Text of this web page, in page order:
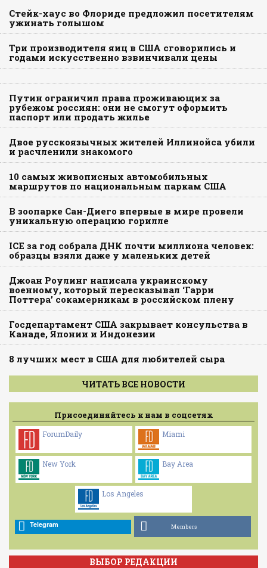
Стейк-хаус во Флориде предложил посетителям
ужинать голышом
Три производителя яиц в США сговорились и
годами искусственно взвинчивали цены
Путин ограничил права проживающих за
рубежом россиян: они не смогут оформить
паспорт или продать жилье
Двое русскоязычных жителей Иллинойса убили
и расчленили знакомого
10 самых живописных автомобильных
маршрутов по национальным паркам США
В зоопарке Сан-Диего впервые в мире провели
уникальную операцию горилле
ICE за год собрала ДНК почти миллиона человек:
образцы взяли даже у маленьких детей
Джоан Роулинг написала украинскому
военному, который пересказывал ‘Гарри
Поттера’ сокамерникам в российском плену
Госдепартамент США закрывает консульства в
Канаде, Японии и Индонезии
8 лучших мест в США для любителей сыра
ЧИТАТЬ ВСЕ НОВОСТИ
Присоединяйтесь к нам в соцсетях
ForumDaily Miami
New York Bay Area
Los Angeles
Telegram Members
ВЫБОР РЕДАКЦИИ